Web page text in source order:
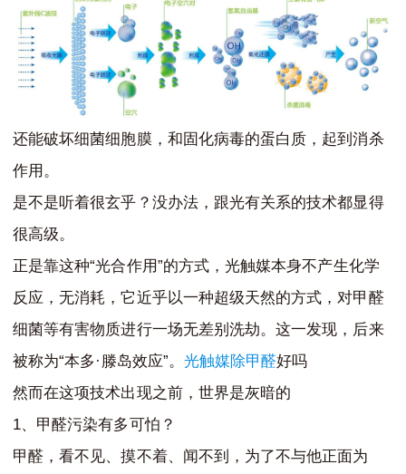
还能破坏细菌细胞膜，和固化病毒的蛋白质，起到消杀
作用。
是不是听着很玄乎？没办法，跟光有关系的技术都显得
很高级。
正是靠这种“光合作用”的方式，光触媒本身不产生化学
反应，无消耗，它近乎以一种超级天然的方式，对甲醛
细菌等有害物质进行一场无差别洗劫。这一发现，后来
被称为“本多 · 滕岛效应”。 光触媒除甲醛好吗
然而在这项技术出现之前，世界是灰暗的
1、甲醛污染有多可怕？
甲醛，看不见、摸不着、闻不到，为了不与他正面为